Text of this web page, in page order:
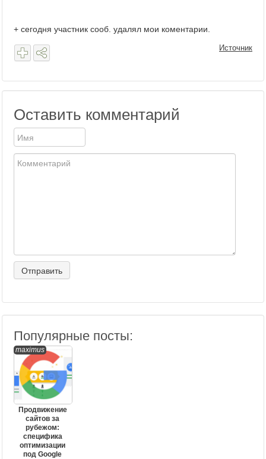
+ сегодня участник сооб. удалял мои коментарии.
Источник
Оставить комментарий
Популярные посты:
maximus
Продвижение
сайтов за
рубежом:
специфика
оптимизации
под Google